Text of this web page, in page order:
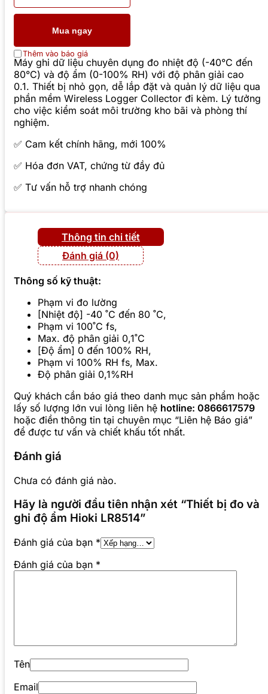
Mua ngay
Thêm vào báo giá
Máy ghi dữ liệu chuyên dụng đo nhiệt độ (-40°C đến
80°C) và độ ẩm (0-100% RH) với độ phân giải cao
0.1. Thiết bị nhỏ gọn, dễ lắp đặt và quản lý dữ liệu qua
phần mềm Wireless Logger Collector đi kèm. Lý tưởng
cho việc kiểm soát môi trường kho bãi và phòng thí
nghiệm.
✅ Cam kết chính hãng, mới 100%
✅ Hóa đơn VAT, chứng từ đầy đủ
✅ Tư vấn hỗ trợ nhanh chóng
Thông tin chi tiết
Đánh giá (0)
Thông số kỹ thuật:
Phạm vi đo lường
[Nhiệt độ] -40 ˚C đến 80 ˚C,
Phạm vi 100˚C fs,
Max. độ phân giải 0,1˚C
[Độ ẩm] 0 đến 100% RH,
Phạm vi 100% RH fs, Max.
Độ phân giải 0,1%RH
Quý khách cần báo giá theo danh mục sản phẩm hoặc
lấy số lượng lớn vui lòng liên hệ hotline: 0866617579
hoặc điền thông tin tại chuyên mục “Liên hệ Báo giá”
để được tư vấn và chiết khấu tốt nhất.
Đánh giá
Chưa có đánh giá nào.
Hãy là người đầu tiên nhận xét “Thiết bị đo và
ghi độ ẩm Hioki LR8514”
Đánh giá của bạn *
Đánh giá của bạn *
Tên
Email